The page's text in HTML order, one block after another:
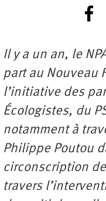
Il y a un an, le
part au Nouveau
l’initiative des
Écologistes, du
notamment à
Philippe Poutou
circonscription
travers